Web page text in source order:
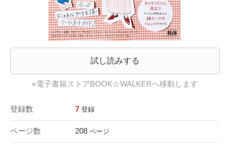
試し読みする
※電子書籍ストアBOOK☆WALKERへ移動します
登録数 7 登録
ページ数 208 ページ